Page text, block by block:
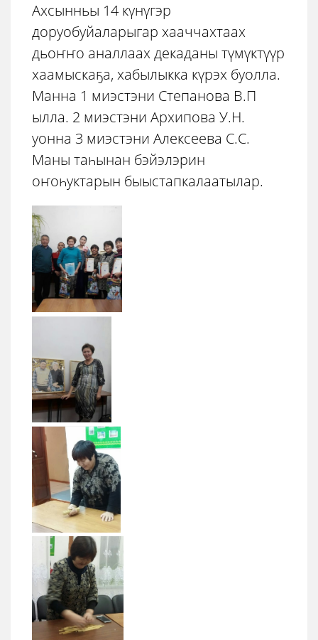
Ахсынньы 14 күнүгэр
доруобуйаларыгар хааччахтаах
дьоҥҥо аналлаах декаданы түмүктүүр
хаамыскаҕа, хабылыкка күрэх буолла.
Манна 1 миэстэни Степанова В.П
ылла. 2 миэстэни Архипова У.Н.
уонна 3 миэстэни Алексеева С.С.
Маны таһынан бэйэлэрин
оҥоһуктарын быыстапкалаатылар.